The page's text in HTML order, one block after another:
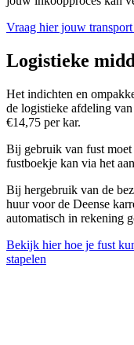
Vraag hier jouw transport
Logistieke
Het indichten en
de logistieke afdeling
€14,75 per kar.
Bij gebruik van fust moet
fustboekje kan via het
Bij hergebruik van de
huur voor de Deense
automatisch in rekening
Bekijk hier hoe je fust
stapelen